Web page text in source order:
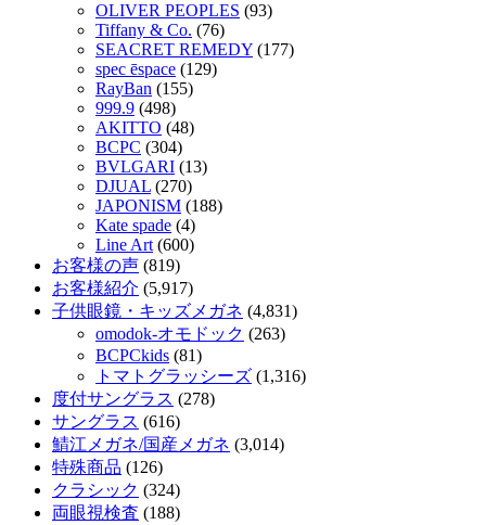
OLIVER PEOPLES (93)
Tiffany & Co. (76)
SEACRET REMEDY (177)
spec ēspace (129)
RayBan (155)
999.9 (498)
AKITTO (48)
BCPC (304)
BVLGARI (13)
DJUAL (270)
JAPONISM (188)
Kate spade (4)
Line Art(600)
お客様の声 (819)
お客様紹介 (5,917)
子供眼鏡・キッズメガネ (4,831)
omodok-オモドック (263)
BCPCkids (81)
トマトグラッシーズ (1,316)
度付サングラス (278)
サングラス (616)
鯖江メガネ/国産メガネ (3,014)
特殊商品 (126)
クラシック (324)
両眼視検査 (188)